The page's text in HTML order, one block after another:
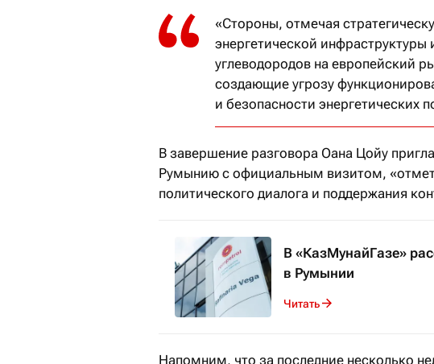
«Стороны, отмечая
энергетической
углеводородов на европейский
создающие угрозу
и безопасности энергетических
В завершение разговора Оана Цойу
Румынию с официальным визитом,
политического диалога и поддержания
В «КазМунайГазе»
в Румынии
Читать
Напомним, что за последние несколько